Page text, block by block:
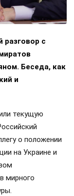
разговор с
Беседа, как
и
текущую
о положении
на Украине и
мирного